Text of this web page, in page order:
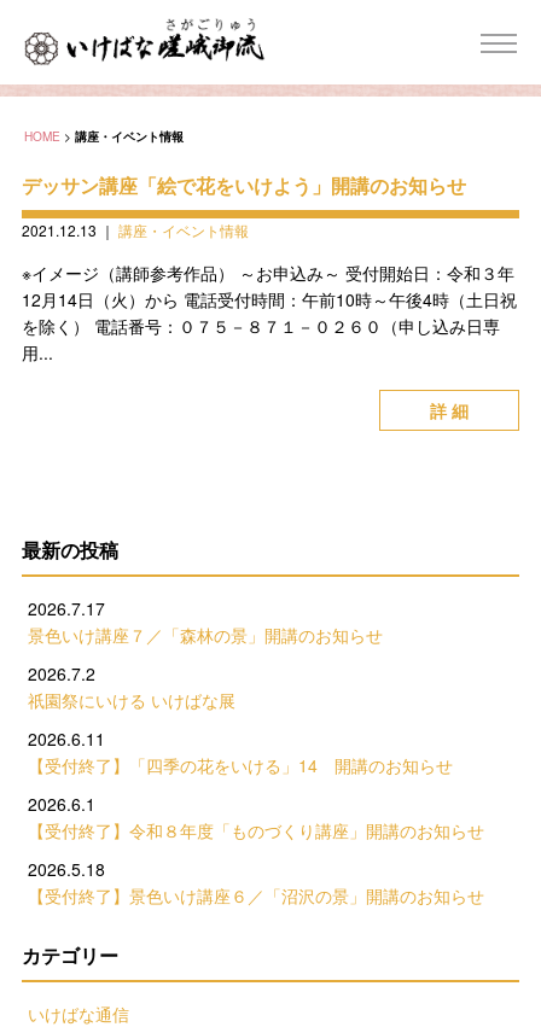
HOME > 講座・イベント情報
デッサン講座「絵で花をいけよう」開講のお知らせ
2021.12.13 ｜ 講座・イベント情報
※イメージ（講師参考作品） ～お申込み～ 受付開始日：令和３年
12月14日（火）から 電話受付時間：午前10時～午後4時（土日祝
を除く） 電話番号：０７５－８７１－０２６０（申し込み日専
用...
詳 細
最新の投稿
2026.7.17
景色いけ講座７／「森林の景」開講のお知らせ
2026.7.2
祇園祭にいける いけばな展
2026.6.11
【受付終了】「四季の花をいける」14 開講のお知らせ
2026.6.1
【受付終了】令和８年度「ものづくり講座」開講のお知らせ
2026.5.18
【受付終了】景色いけ講座６／「沼沢の景」開講のお知らせ
カテゴリー
いけばな通信